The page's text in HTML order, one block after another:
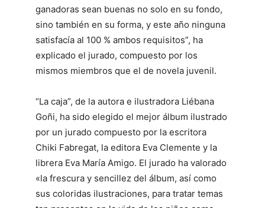
ganadoras sean buenas no solo en su fondo,
sino también en su forma, y este año ninguna
satisfacía al 100 % ambos requisitos”, ha
explicado el jurado, compuesto por los
mismos miembros que el de novela juvenil.
“La caja”, de la autora e ilustradora Liébana
Goñi, ha sido elegido el mejor álbum ilustrado
por un jurado compuesto por la escritora
Chiki Fabregat, la editora Eva Clemente y la
librera Eva María Amigo. El jurado ha valorado
«la frescura y sencillez del álbum, así como
sus coloridas ilustraciones, para tratar temas